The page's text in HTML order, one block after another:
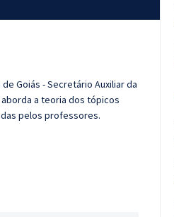
Goiás - Secretário Auxiliar da
a teoria dos tópicos
pelos professores.